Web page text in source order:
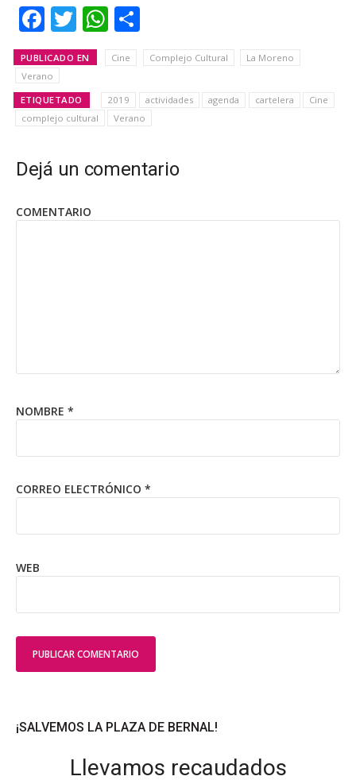
Facebook
TwitterWhatsApp
PUBLICADO EN Cine Complejo Cultural
La Moreno
Verano
ETIQUETADO 2019 actividades agenda cartelera
Cine
complejo cultural
Verano
Dejá un comentario
COMENTARIO
NOMBRE *
CORREO ELECTRÓNICO *
WEB
¡SALVEMOS LA PLAZA DE BERNAL!
Llevamos recaudados